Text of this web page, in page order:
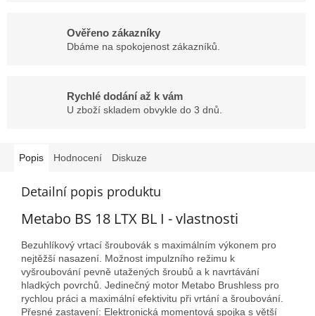
Ověřeno zákazníky
Dbáme na spokojenost zákazníků.
Rychlé dodání až k vám
U zboží skladem obvykle do 3 dnů.
Popis Hodnocení Diskuze
Detailní popis produktu
Metabo BS 18 LTX BL I - vlastnosti
Bezuhlíkový vrtací šroubovák s maximálním výkonem pro
nejtěžší nasazení. Možnost impulzního režimu k
vyšroubování pevně utažených šroubů a k navrtávání
hladkých povrchů. Jedinečný motor Metabo Brushless pro
rychlou práci a maximální efektivitu při vrtání a šroubování.
Přesné zastavení: Elektronická momentová spojka s větší